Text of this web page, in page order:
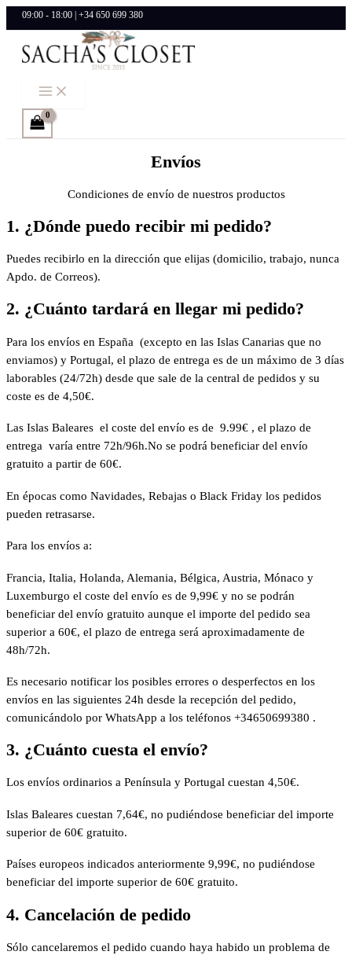
Ir
contenido
09:00 - 18:00 | +34 650 699 380
Envíos
Condiciones de envío de nuestros productos
1. ¿Dónde puedo recibir mi pedido?
Puedes recibirlo en la dirección que elijas (domicilio, trabajo, nunca
Apdo. de Correos).
2. ¿Cuánto tardará en llegar mi pedido?
Para los envíos en España (excepto en las Islas Canarias que no
enviamos) y Portugal, el plazo de entrega es de un máximo de 3 días
laborables (24/72h) desde que sale de la central de pedidos y su
coste es de 4,50€.
Las Islas Baleares el coste del envío es de 9.99€ , el plazo de
entrega varía entre 72h/96h.No se podrá beneficiar del envío
gratuito a partir de 60€.
En épocas como Navidades, Rebajas o Black Friday los pedidos
pueden retrasarse.
Para los envíos a:
Francia, Italia, Holanda, Alemania, Bélgica, Austria, Mónaco y
Luxemburgo el coste del envío es de 9,99€ y no se podrán
beneficiar del envío gratuito aunque el importe del pedido sea
superior a 60€, el plazo de entrega será aproximadamente de
48h/72h.
Es necesario notificar los posibles errores o desperfectos en los
envíos en las siguientes 24h desde la recepción del pedido,
comunicándolo por WhatsApp a los teléfonos +34650699380 .
3. ¿Cuánto cuesta el envío?
Los envíos ordinarios a Península y Portugal cuestan 4,50€.
Islas Baleares cuestan 7,64€, no pudiéndose beneficiar del importe
superior de 60€ gratuito.
Países europeos indicados anteriormente 9,99€, no pudiéndose
beneficiar del importe superior de 60€ gratuito.
4. Cancelación de pedido
Sólo cancelaremos el pedido cuando haya habido un problema de